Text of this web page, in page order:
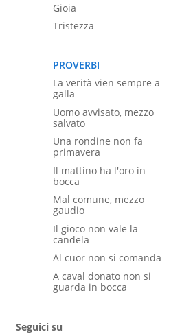
Gioia
Tristezza
PROVERBI
La verità vien sempre a
galla
Uomo avvisato, mezzo
salvato
Una rondine non fa
primavera
Il mattino ha l'oro in
bocca
Mal comune, mezzo
gaudio
Il gioco non vale la
candela
Al cuor non si comanda
A caval donato non si
guarda in bocca
Seguici su